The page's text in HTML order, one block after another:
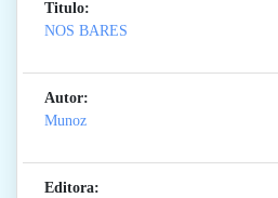
Titulo:
NOS BARES
Autor:
Munoz
Editora: